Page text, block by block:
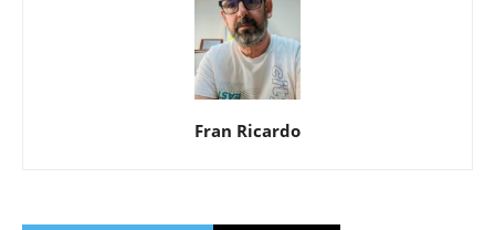
Fran Ricardo